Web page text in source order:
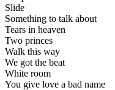
Slide
Something to talk about
Tears in heaven
Two princes
Walk this way
We got the beat
White room
You give love a bad name